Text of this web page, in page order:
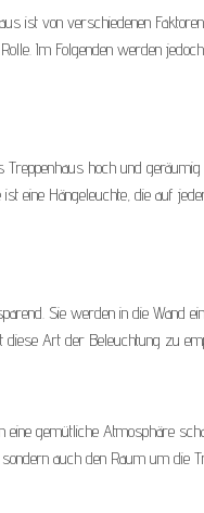
ist von verschiedenen
Im Folgenden werden
Treppenhaus hoch und
eine Hängeleuchte, die auf
Sie werden in die Wand
diese Art der Beleuchtung zu
eine gemütliche Atmosphäre
auch den Raum um die